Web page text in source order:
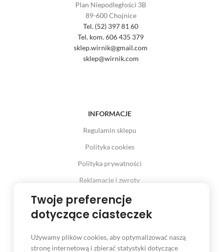
Plan Niepodległości 3B
89-600 Chojnice
Tel. (52) 397 81 60
Tel. kom. 606 435 379
sklep.wirnik@gmail.com
sklep@wirnik.com
INFORMACJE
Regulamin sklepu
Polityka cookies
Polityka prywatności
Reklamacje i zwroty
Prawo odstąpienia od umowy
INFORMACJE
Twoje preferencje
dotyczące ciasteczek
Używamy plików cookies, aby optymalizować naszą
stronę internetową i zbierać statystyki dotyczące